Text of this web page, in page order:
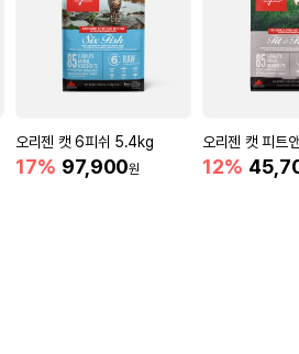
오리젠 캣 6피쉬 5.4kg
17% 97,900원
오리젠 캣 피트
12%